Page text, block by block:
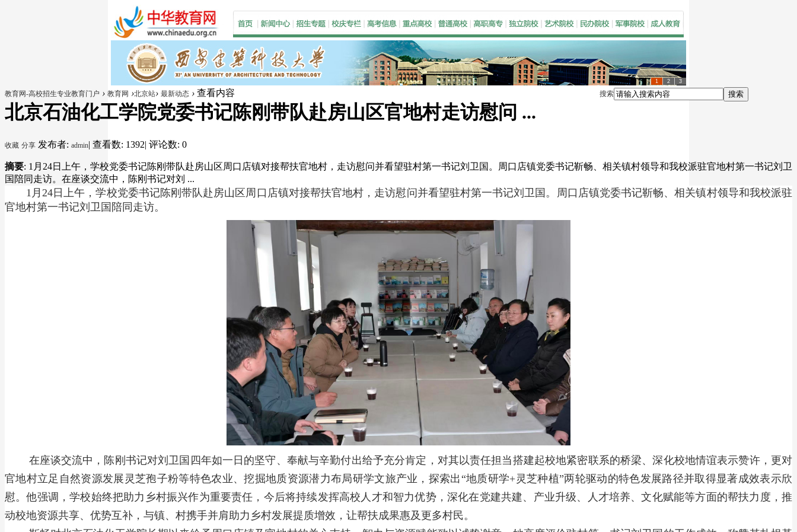
1 2 3
搜索 搜索
教育网-高校招生专业教育门户 › 教育网 ›北京站› 最新动态 › 查看内容
北京石油化工学院党委书记陈刚带队赴房山区官地村走访慰问 ...
收藏 分享 发布者: admin| 查看数: 1392| 评论数: 0
摘要: 1月24日上午，学校党委书记陈刚带队赴房山区周口店镇对接帮扶官地村，走访慰问并看望驻村第一书记刘卫国。周口店镇党委书记靳畅、相关镇村领导和我校派驻官地村第一书记刘卫
国陪同走访。在座谈交流中，陈刚书记对刘 ...
1月24日上午，学校党委书记陈刚带队赴房山区周口店镇对接帮扶官地村，走访慰问并看望驻村第一书记刘卫国。周口店镇党委书记靳畅、相关镇村领导和我校派驻
官地村第一书记刘卫国陪同走访。
在座谈交流中，陈刚书记对刘卫国四年如一日的坚守、奉献与辛勤付出给予充分肯定，对其以责任担当搭建起校地紧密联系的桥梁、深化校地情谊表示赞许，更对
官地村立足自然资源发展灵芝孢子粉等特色农业、挖掘地质资源潜力布局研学文旅产业，探索出“地质研学+灵芝种植”两轮驱动的特色发展路径并取得显著成效表示欣
慰。他强调，学校始终把助力乡村振兴作为重要责任，今后将持续发挥高校人才和智力优势，深化在党建共建、产业升级、人才培养、文化赋能等方面的帮扶力度，推
动校地资源共享、优势互补，与镇、村携手并肩助力乡村发展提质增效，让帮扶成果惠及更多村民。